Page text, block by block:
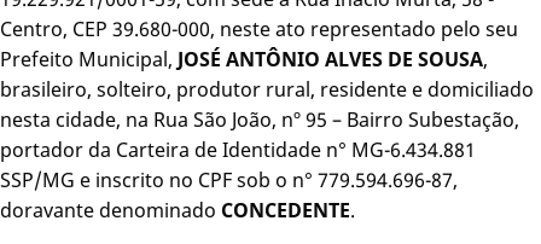
Centro, CEP 39.680-000, neste ato representado pelo seu
Prefeito Municipal, JOSÉ ANTÔNIO ALVES DE SOUSA,
brasileiro, solteiro, produtor rural, residente e domiciliado
nesta cidade, na Rua São João, nº 95 – Bairro Subestação,
portador da Carteira de Identidade n° MG-6.434.881
SSP/MG e inscrito no CPF sob o n° 779.594.696-87,
doravante denominado CONCEDENTE.